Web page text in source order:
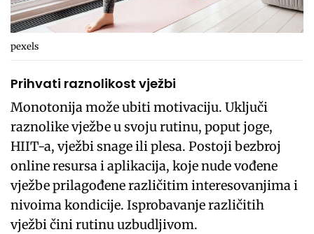
pexels
Prihvati raznolikost vježbi
Monotonija može ubiti motivaciju. Uključi
raznolike vježbe u svoju rutinu, poput joge,
HIIT-a, vježbi snage ili plesa. Postoji bezbroj
online resursa i aplikacija, koje nude vođene
vježbe prilagođene različitim interesovanjima i
nivoima kondicije. Isprobavanje različitih
vježbi čini rutinu uzbudljivom.